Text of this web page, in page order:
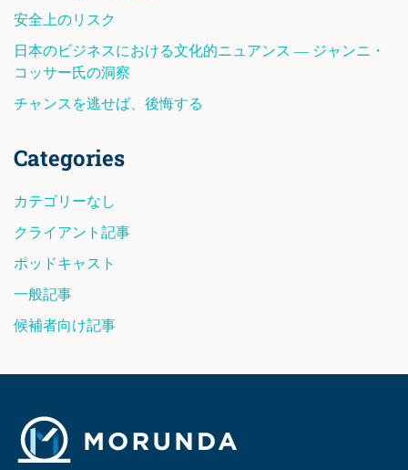
安全上のリスク
日本のビジネスにおける文化的ニュアンス ― ジャンニ・
コッサー氏の洞察
チャンスを逃せば、後悔する
Categories
カテゴリーなし
クライアント記事
ポッドキャスト
一般記事
候補者向け記事